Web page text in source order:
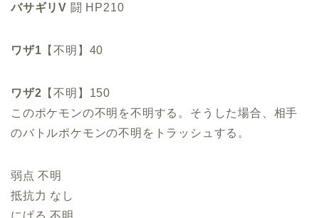
バサギリV 闘 HP210
ワザ1 【不明】40
ワザ2 【不明】150
このポケモンの不明を不明する。そうした場合、相手
のバトルポケモンの不明をトラッシュする。
弱点 不明
抵抗力 なし
にげる 不明